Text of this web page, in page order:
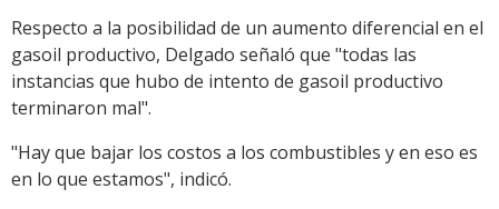
Respecto a la posibilidad de un aumento diferencial en el
gasoil productivo, Delgado señaló que "todas las
instancias que hubo de intento de gasoil productivo
terminaron mal".
"Hay que bajar los costos a los combustibles y en eso es
en lo que estamos", indicó.